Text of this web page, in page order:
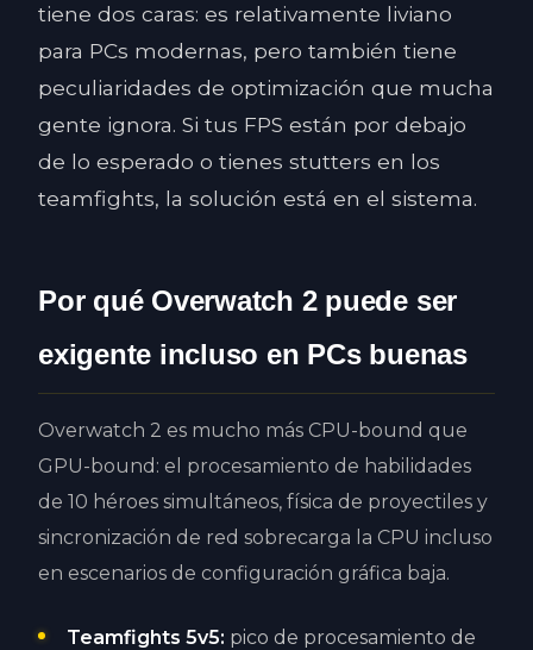
tiene dos caras: es relativamente liviano
para PCs modernas, pero también tiene
peculiaridades de optimización que mucha
gente ignora. Si tus FPS están por debajo
de lo esperado o tienes stutters en los
teamfights, la solución está en el sistema.
Por qué Overwatch 2 puede ser
exigente incluso en PCs buenas
Overwatch 2 es mucho más CPU-bound que
GPU-bound: el procesamiento de habilidades
de 10 héroes simultáneos, física de proyectiles y
sincronización de red sobrecarga la CPU incluso
en escenarios de configuración gráfica baja.
Teamfights 5v5: pico de procesamiento de